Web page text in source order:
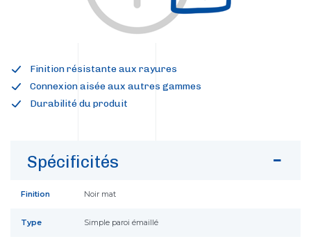
Finition résistante aux rayures
Connexion aisée aux autres gammes
Durabilité du produit
Spécificités
Finition Noir mat
Type Simple paroi émaillé